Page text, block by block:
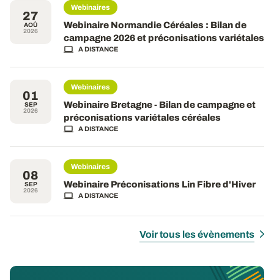
27
AOÛ
2026
Webinaires
Webinaire Normandie Céréales : Bilan de
campagne 2026 et préconisations variétales
A DISTANCE
01
SEP
2026
Webinaires
Webinaire Bretagne - Bilan de campagne et
préconisations variétales céréales
A DISTANCE
08
SEP
2026
Webinaires
Webinaire Préconisations Lin Fibre d'Hiver
A DISTANCE
Voir tous les évènements